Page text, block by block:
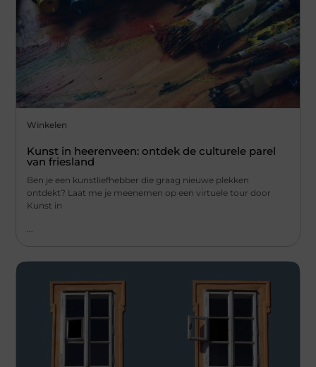
Winkelen
Kunst in heerenveen: ontdek de culturele parel
van friesland
Ben je een kunstliefhebber die graag nieuwe plekken
ontdekt? Laat me je meenemen op een virtuele tour door
Kunst in